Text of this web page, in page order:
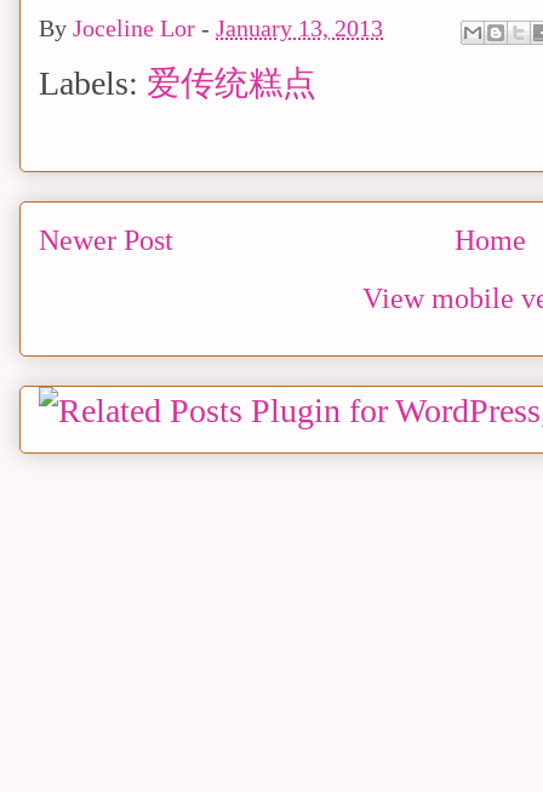
By Joceline Lor - January 13, 2013
Labels: 爱传统糕点
Newer Post
Home
View mobile